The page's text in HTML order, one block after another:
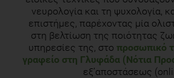
νευρολογία και τη ψυχολογία,
επιστήμες, παρέχοντας μία
στη βελτίωση της ποιότητας
υπηρεσίες της, στο προσωπικό
γραφείο στη Γλυφάδα (Νότια
εξ’αποστάσεως